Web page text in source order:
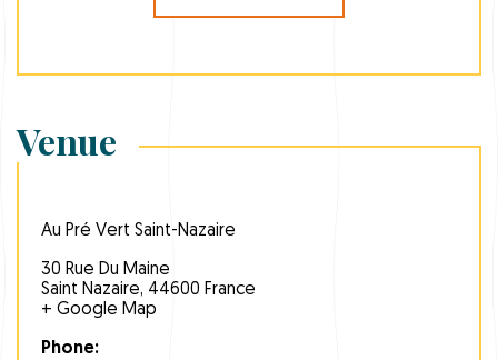
Venue
Au Pré Vert Saint-Nazaire
30 Rue Du Maine
Saint Nazaire, 44600 France
+ Google Map
Phone: